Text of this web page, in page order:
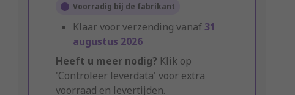
Voorradig bij de fabrikant
Klaar voor verzending vanaf31
augustus 2026
Heeft u meer nodig? Klik op
'Controleer leverdata' voor extra
voorraad en levertijden.